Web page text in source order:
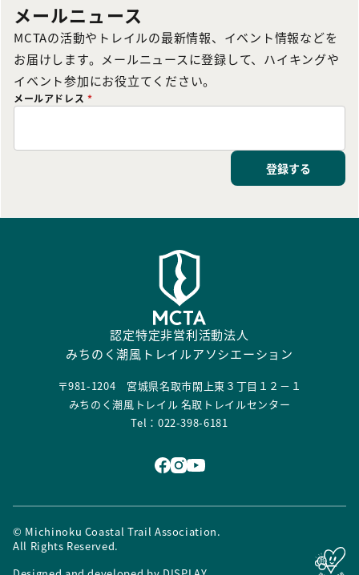
メールニュース
MCTAの活動やトレイルの最新情報、イベント情報などを
お届けします。メールニュースに登録して、ハイキングや
イベント参加にお役立てください。
メールアドレス *
登録する
認定特定非営利活動法人
みちのく潮風トレイルアソシエーション
〒981-1204 宮城県名取市閖上東３丁目１２－１
みちのく潮風トレイル 名取トレイルセンター
Tel：022-398-6181
© Michinoku Coastal Trail Association.
All Rights Reserved.